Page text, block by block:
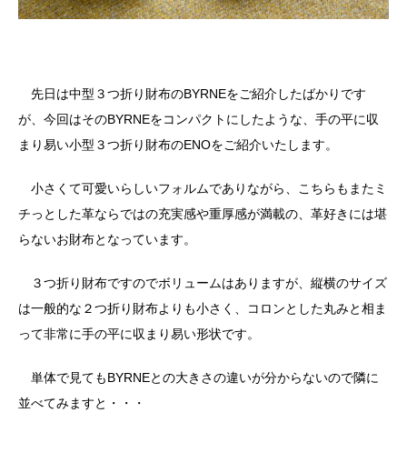
先日は中型３つ折り財布のBYRNEをご紹介したばかりです
が、今回はそのBYRNEをコンパクトにしたような、手の平に収
まり易い小型３つ折り財布のENOをご紹介いたします。
小さくて可愛いらしいフォルムでありながら、こちらもまたミ
チっとした革ならではの充実感や重厚感が満載の、革好きには堪
らないお財布となっています。
３つ折り財布ですのでボリュームはありますが、縦横のサイズ
は一般的な２つ折り財布よりも小さく、コロンとした丸みと相ま
って非常に手の平に収まり易い形状です。
単体で見てもBYRNEとの大きさの違いが分からないので隣に
並べてみますと・・・